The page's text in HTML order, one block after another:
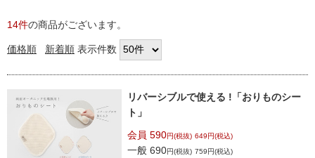
14件の商品がございます。
価格順 新着順 表示件数
リバーシブルで使える ! 「おりものシー
ト」
会員 590円(税抜) 649円(税込)
一般 690円(税抜) 759円(税込)